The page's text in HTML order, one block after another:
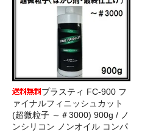
プラスティ FC-900 フ
ァイナルフィニッシュカット
(超微粒子 ～＃3000) 900g / ノ
ンシリコン ノンオイル コンパ